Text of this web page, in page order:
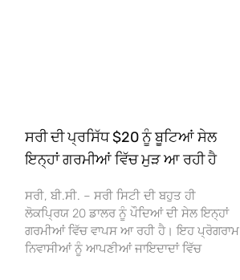
ਸਰੀ ਦੀ ਪ੍ਰਸਿੱਧ $20 ਨੂੰ ਬੂਟਿਆਂ ਸੇਲ
ਇਨ੍ਹਾਂ ਗਰਮੀਆਂ ਵਿੱਚ ਮੁੜ ਆ ਰਹੀ ਹੈ
ਸਰੀ, ਬੀ.ਸੀ. – ਸਰੀ ਸਿਟੀ ਦੀ ਬਹੁਤ ਹੀ
ਲੋਕਪ੍ਰਿਯ 20 ਡਾਲਰ ਨੂੰ ਪੌਦਿਆਂ ਦੀ ਸੇਲ ਇਨ੍ਹਾਂ
ਗਰਮੀਆਂ ਵਿੱਚ ਵਾਪਸ ਆ ਰਹੀ ਹੈ। ਇਹ ਪ੍ਰੋਗਰਾਮ
ਨਿਵਾਸੀਆਂ ਨੂੰ ਆਪਣੀਆਂ ਜਾਇਦਾਦਾਂ ਵਿੱਚ